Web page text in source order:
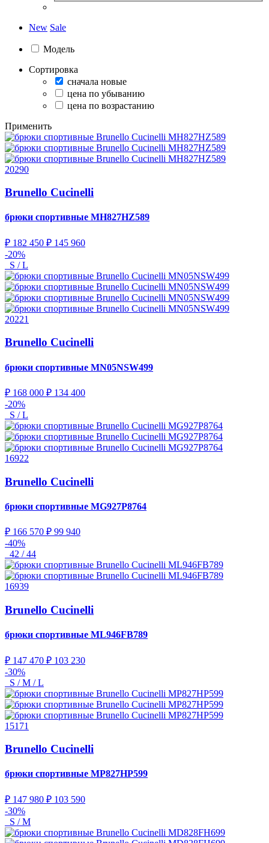
New Sale
Модель
Сортировка
сначала новые
цена по убыванию
цена по возрастанию
Применить
20290
Brunello Cucinelli
брюки спортивные MH827HZ589
₽ 182 450 ₽ 145 960
-20%
S / L
20221
Brunello Cucinelli
брюки спортивные MN05NSW499
₽ 168 000 ₽ 134 400
-20%
S / L
16922
Brunello Cucinelli
брюки спортивные MG927P8764
₽ 166 570 ₽ 99 940
-40%
42 / 44
16939
Brunello Cucinelli
брюки спортивные ML946FB789
₽ 147 470 ₽ 103 230
-30%
S / M / L
15171
Brunello Cucinelli
брюки спортивные MP827HP599
₽ 147 980 ₽ 103 590
-30%
S / M